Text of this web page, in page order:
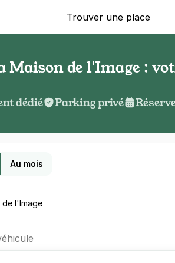
Trouver une place
Maison de l'Image :
dédié Parking privé
Au mois
un parking ?